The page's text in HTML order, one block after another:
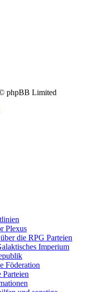
phpBB Limited
Plexus
die RPG Parteien
Imperium
Föderation
Parteien